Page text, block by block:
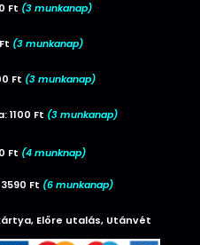
Ft (3 munkanap)
(3 munkanap)
Ft (3 munkanap)
1100 Ft (3 munkanap)
Ft (4 munknap)
Ft (6 munkanap)
Előre utalás, Utánvét